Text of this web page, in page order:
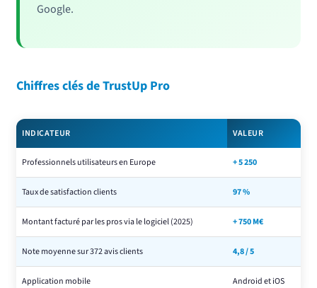
Google.
Chiffres clés de TrustUp Pro
INDICATEUR VALEUR
Professionnels utilisateurs en Europe + 5 250
Taux de satisfaction clients 97 %
Montant facturé par les pros via le logiciel (2025) + 750 M€
Note moyenne sur 372 avis clients 4,8 / 5
Application mobile Android et iOS